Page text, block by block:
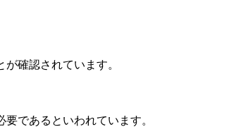
確認されています。
であるといわれています。